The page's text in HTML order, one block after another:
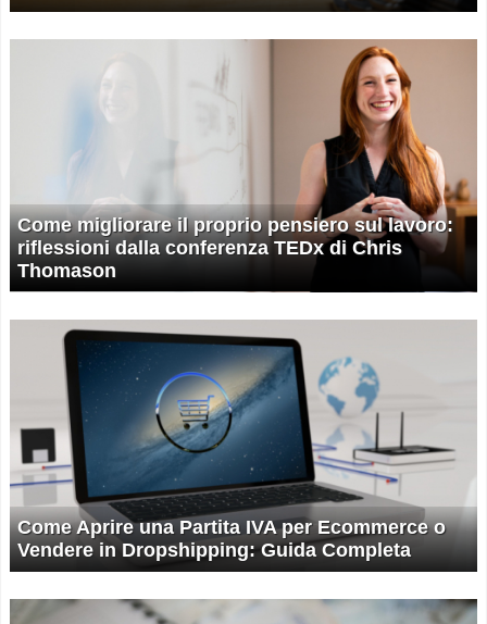
Come migliorare il proprio pensiero sul lavoro:
riflessioni dalla conferenza TEDx di Chris
Thomason
Come Aprire una Partita IVA per Ecommerce o
Vendere in Dropshipping: Guida Completa